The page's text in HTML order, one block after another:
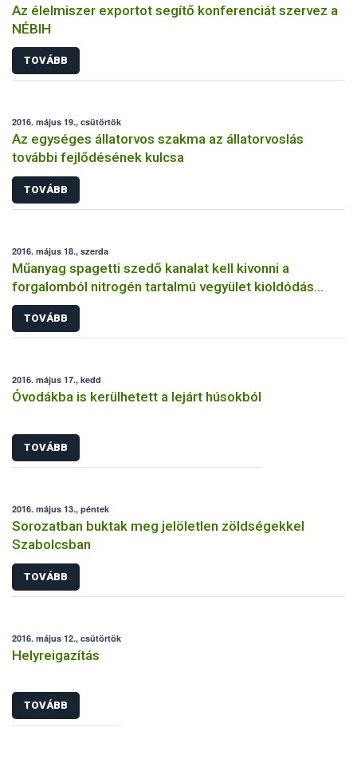
Az élelmiszer exportot segítő konferenciát szervez a
NÉBIH
TOVÁBB
2016. május 19., csütörtök
Az egységes állatorvos szakma az állatorvoslás
további fejlődésének kulcsa
TOVÁBB
2016. május 18., szerda
Műanyag spagetti szedő kanalat kell kivonni a
forgalomból nitrogén tartalmú vegyület kioldódás
miatt
TOVÁBB
2016. május 17., kedd
Óvodákba is kerülhetett a lejárt húsokból
TOVÁBB
2016. május 13., péntek
Sorozatban buktak meg jelöletlen zöldségekkel
Szabolcsban
TOVÁBB
2016. május 12., csütörtök
Helyreigazítás
TOVÁBB